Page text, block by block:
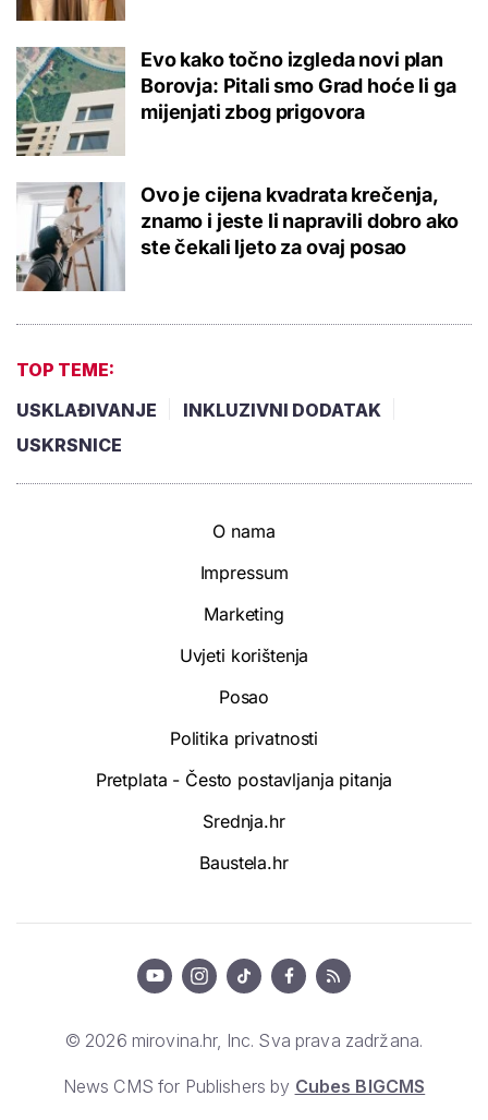
Evo kako točno izgleda novi plan
Borovja: Pitali smo Grad hoće li ga
mijenjati zbog prigovora
Ovo je cijena kvadrata krečenja,
znamo i jeste li napravili dobro ako
ste čekali ljeto za ovaj posao
TOP TEME:
USKLAĐIVANJE
INKLUZIVNI DODATAK
USKRSNICE
O nama
Impressum
Marketing
Uvjeti korištenja
Posao
Politika privatnosti
Pretplata - Često postavljanja pitanja
Srednja.hr
Baustela.hr
© 2026 mirovina.hr, Inc. Sva prava zadržana.
News CMS for Publishers by Cubes BIGCMS